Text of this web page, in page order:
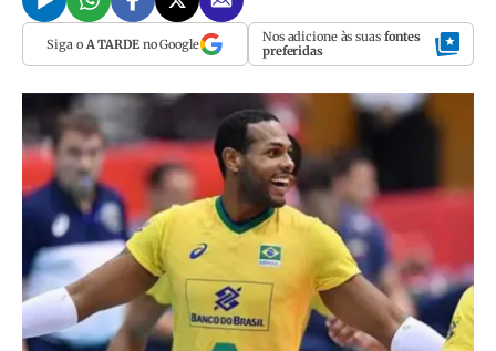
Siga o A TARDEno Google Nos adicione às suas fontes
preferidas